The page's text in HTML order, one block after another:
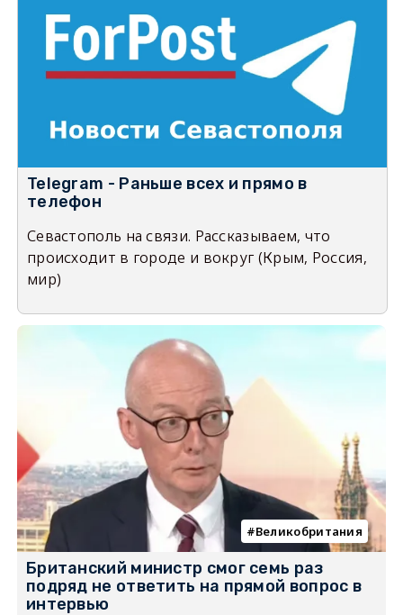
Telegram - Раньше всех и прямо в
телефон
Севастополь на связи. Рассказываем, что
происходит в городе и вокруг (Крым, Россия,
мир)
Великобритания
Британский министр смог семь раз
подряд не ответить на прямой вопрос в
интервью